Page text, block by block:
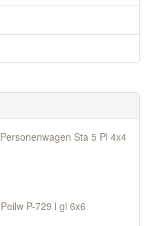
Sta 5 Pl 4x4
P-729 l gl 6x6